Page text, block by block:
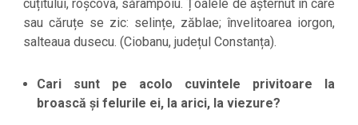
cuțitului, roșcova, sărâmpoiu. Țoalele de așternut în care
sau căruțe se zic: selințe, zăblae; învelitoarea iorgon,
salteaua dusecu. (Ciobanu, județul Constanța).
Cari sunt pe acolo cuvintele privitoare la
broască și felurile ei, la arici, la viezure?